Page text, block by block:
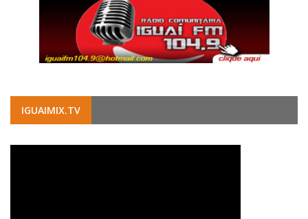
IGUAIMIX.TV